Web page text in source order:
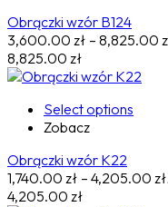
Obrączki wzór B124
3,600.00 zł – 8,825.00
8,825.00 zł
Select options
Zobacz
Obrączki wzór K22
1,740.00 zł – 4,205.00 zł
4,205.00 zł